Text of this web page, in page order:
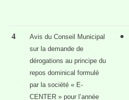
4
Avis du Conseil Municipal
sur la demande de
dérogations au principe du
repos dominical formulé
par la société « E-
CENTER » pour l’année